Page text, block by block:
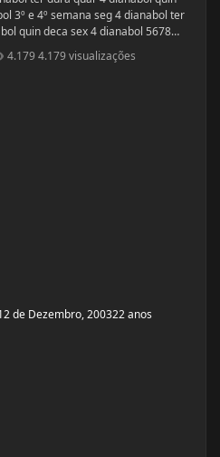
definição com outros anabolicos.
4.179 visualizações
de Dezembro, 200322 anos